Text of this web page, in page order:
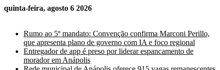
quinta-feira, agosto 6 2026
Rumo ao 5º mandato: Convenção confirma Marconi Perillo,
que apresenta plano de governo com IA e foco regional
Entregador de app é preso por liderar espancamento de
morador em Anápolis